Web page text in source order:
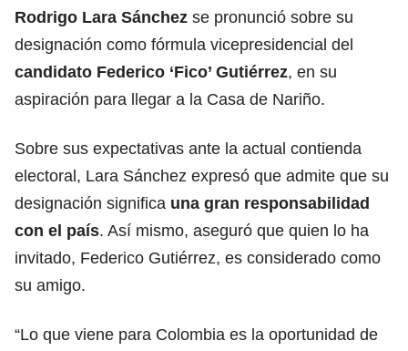
Rodrigo Lara Sánchez se pronunció sobre su
designación como fórmula vicepresidencial del
candidato Federico ‘Fico’ Gutiérrez, en su
aspiración para llegar a la Casa de Nariño.
Sobre sus expectativas ante la actual contienda
electoral, Lara Sánchez expresó que admite que su
designación significa una gran responsabilidad
con el país. Así mismo, aseguró que quien lo ha
invitado, Federico Gutiérrez, es considerado como
su amigo.
“Lo que viene para Colombia es la oportunidad de